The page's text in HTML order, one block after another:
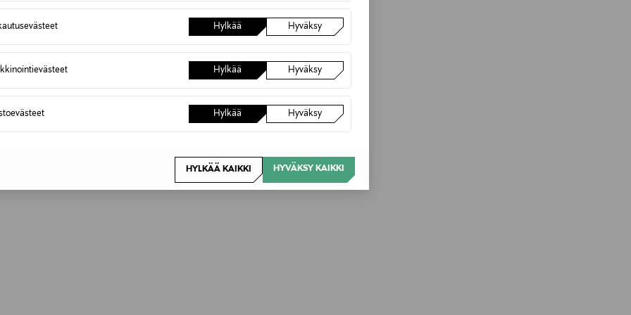
Hylkää Hyväksy
Hylkää Hyväksy
Hylkää Hyväksy
HYLKÄÄ KAIKKI HYVÄKSY KAIKKI